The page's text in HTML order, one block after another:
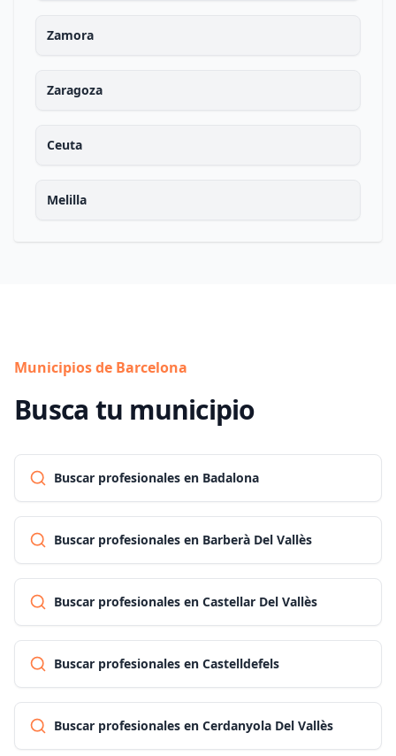
Zamora
Zaragoza
Ceuta
Melilla
Municipios de Barcelona
Busca tu municipio
Buscar profesionales en Badalona
Buscar profesionales en Barberà Del Vallès
Buscar profesionales en Castellar Del Vallès
Buscar profesionales en Castelldefels
Buscar profesionales en Cerdanyola Del Vallès